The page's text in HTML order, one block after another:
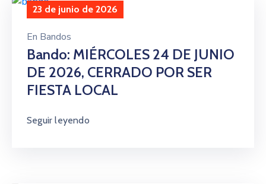
23 de junio de 2026
En Bandos
Bando: MIÉRCOLES 24 DE JUNIO
DE 2026, CERRADO POR SER
FIESTA LOCAL
Seguir leyendo